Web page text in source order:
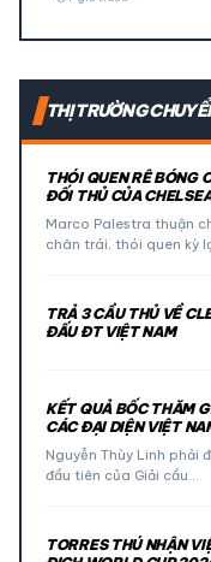
THỊ TRƯỜNG
THÓI QUEN RÊ BÓNG
ĐỐI THỦ CỦA
Marco Palestra thuận
chân trái, thói quen kỳ
TRẢ 3 CẦU THỦ VỀ
ĐẤU ĐT VIỆT NAM
KẾT QUẢ BỐC THĂM
CÁC ĐẠI DIỆN VIỆT
Nguyễn Thùy Linh phải
đầu tiên của Giải cầu…
TORRES THÚ NHẬN